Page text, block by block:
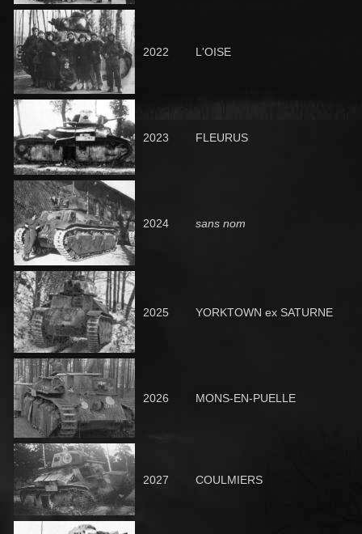
2022 L'OISE
2023 FLEURUS
2024 sans nom
2025 YORKTOWN ex SATURNE
2026 MONS-EN-PUELLE
2027 COULMIERS